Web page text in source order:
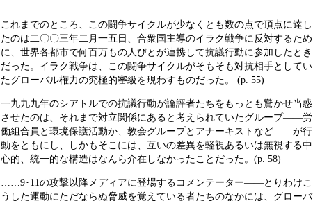
これまでのところ、この闘争サイクルが少なくとも数の点で頂点に達し
たのは二〇〇三年二月一五日、合衆国主導のイラク戦争に反対するため
に、世界各都市で何百万もの人びとが連携して抗議行動に参加したとき
だった。イラク戦争は、この闘争サイクルがそもそも対抗相手としてい
たグローバル権力の究極的審級を現わすものだった。 (p. 55)
一九九九年のシアトルでの抗議行動が論評者たちをもっとも驚かせ当惑
させたのは、それまで対立関係にあると考えられていたグループ――労
働組合員と環境保護活動か、教会グループとアナーキストなど――が行
動をともにし、しかもそこには、互いの差異を軽視あるいは無視する中
心的、統一的な構造はなんら介在しなかったことだった。(p. 58)
……9･11の攻撃以降メディアに登場するコメンテーター――とりわけこ
うした運動にただならぬ脅威を覚えている者たちのなかには、グローバ